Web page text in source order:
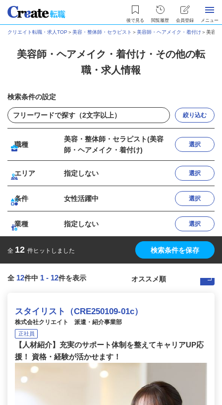
後で見る 閲覧履歴 会員登録 メニュー
クリエイト転職・求人TOP ＞美容・整体師・セラピスト ＞美容師・ヘアメイク・着付け ＞美容師
美容師・ヘアメイク・着付け・その他の転
職・求人情報
検索条件の設定
絞り込む
職種
美容・整体師・セラピスト(美容
師・ヘアメイク・着付け)
選択
エリア 指定しない 選択
条件 女性活躍中 選択
業種 指定しない 選択
全 12 件ヒットしました 検索条件を保存
全 12件中 1 - 12件を表示
スタイリスト（CRE250109-01c）
株式会社クリエイト 派遣・紹介事業部
正社員
【人材紹介】充実のサポート体制を整えてキャリアUP応
援！ 資格・経験が活かせます！